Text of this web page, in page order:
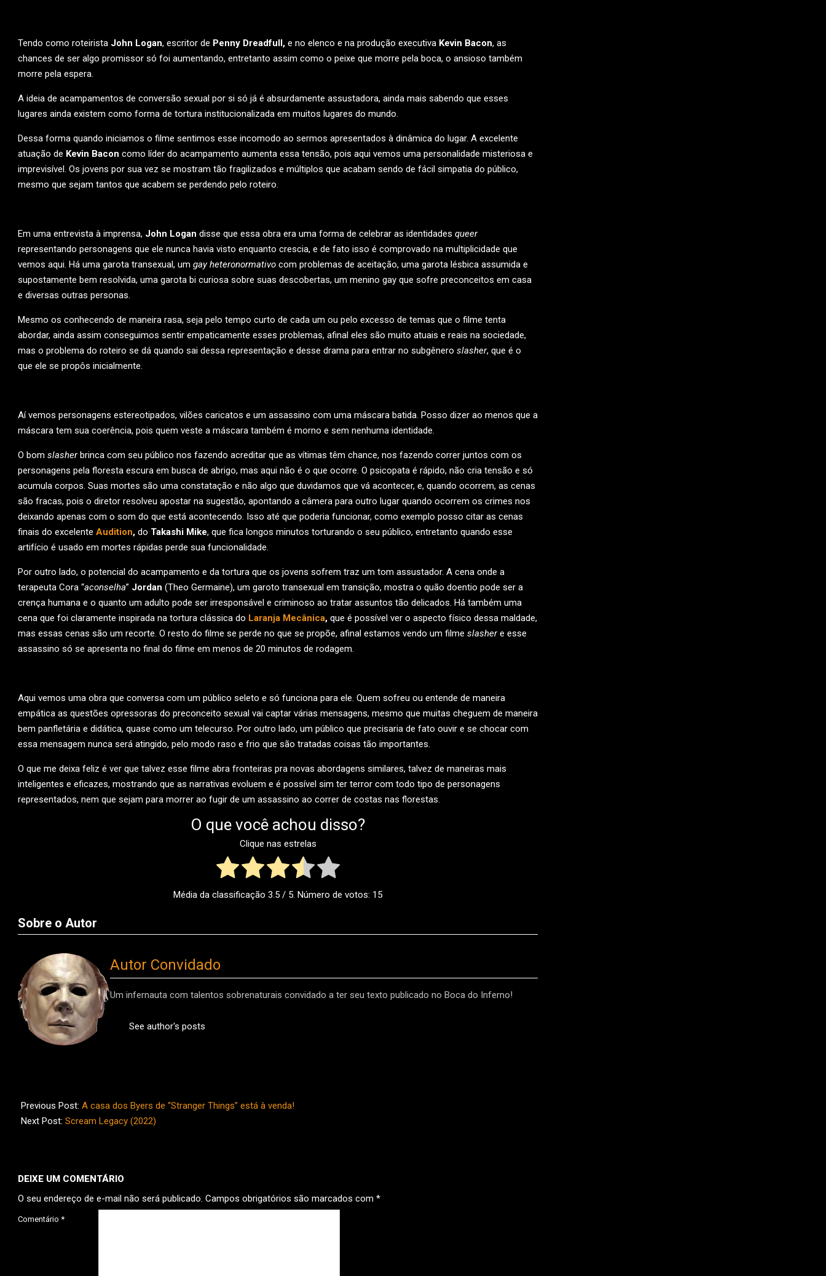
Tendo como roteirista John Logan, escritor de Penny Dreadfull, e no elenco e na produção executiva Kevin Bacon, as
chances de ser algo promissor só foi aumentando, entretanto assim como o peixe que morre pela boca, o ansioso também
morre pela espera.
A ideia de acampamentos de conversão sexual por si só já é absurdamente assustadora, ainda mais sabendo que esses
lugares ainda existem como forma de tortura institucionalizada em muitos lugares do mundo.
Dessa forma quando iniciamos o filme sentimos esse incomodo ao sermos apresentados à dinâmica do lugar. A excelente
atuação de Kevin Bacon como líder do acampamento aumenta essa tensão, pois aqui vemos uma personalidade misteriosa e
imprevisível. Os jovens por sua vez se mostram tão fragilizados e múltiplos que acabam sendo de fácil simpatia do público,
mesmo que sejam tantos que acabem se perdendo pelo roteiro.
Em uma entrevista à imprensa, John Logan disse que essa obra era uma forma de celebrar as identidades queer
representando personagens que ele nunca havia visto enquanto crescia, e de fato isso é comprovado na multiplicidade que
vemos aqui. Há uma garota transexual, um gay heteronormativo com problemas de aceitação, uma garota lésbica assumida e
supostamente bem resolvida, uma garota bi curiosa sobre suas descobertas, um menino gay que sofre preconceitos em casa
e diversas outras personas.
Mesmo os conhecendo de maneira rasa, seja pelo tempo curto de cada um ou pelo excesso de temas que o filme tenta
abordar, ainda assim conseguimos sentir empaticamente esses problemas, afinal eles são muito atuais e reais na sociedade,
mas o problema do roteiro se dá quando sai dessa representação e desse drama para entrar no subgênero slasher, que é o
que ele se propôs inicialmente.
Aí vemos personagens estereotipados, vilões caricatos e um assassino com uma máscara batida. Posso dizer ao menos que a
máscara tem sua coerência, pois quem veste a máscara também é morno e sem nenhuma identidade.
O bom slasherbrinca com seu público nos fazendo acreditar que as vítimas têm chance, nos fazendo correr juntos com os
personagens pela floresta escura em busca de abrigo, mas aqui não é o que ocorre. O psicopata é rápido, não cria tensão e só
acumula corpos. Suas mortes são uma constatação e não algo que duvidamos que vá acontecer, e, quando ocorrem, as cenas
são fracas, pois o diretor resolveu apostar na sugestão, apontando a câmera para outro lugar quando ocorrem os crimes nos
deixando apenas com o som do que está acontecendo. Isso até que poderia funcionar, como exemplo posso citar as cenas
finais do excelente Audition, do Takashi Mike, que fica longos minutos torturando o seu público, entretanto quando esse
artifício é usado em mortes rápidas perde sua funcionalidade.
Por outro lado, o potencial do acampamento e da tortura que os jovens sofrem traz um tom assustador. A cena onde a
terapeuta Cora “aconselha” Jordan (Theo Germaine), um garoto transexual em transição, mostra o quão doentio pode ser a
crença humana e o quanto um adulto pode ser irresponsável e criminoso ao tratar assuntos tão delicados. Há também uma
cena que foi claramente inspirada na tortura clássica do Laranja Mecânica, que é possível ver o aspecto físico dessa maldade,
mas essas cenas são um recorte. O resto do filme se perde no que se propõe, afinal estamos vendo um filme slashere esse
assassino só se apresenta no final do filme em menos de 20 minutos de rodagem.
Aqui vemos uma obra que conversa com um público seleto e só funciona para ele. Quem sofreu ou entende de maneira
empática as questões opressoras do preconceito sexual vai captar várias mensagens, mesmo que muitas cheguem de maneira
bem panfletária e didática, quase como um telecurso. Por outro lado, um público que precisaria de fato ouvir e se chocar com
essa mensagem nunca será atingido, pelo modo raso e frio que são tratadas coisas tão importantes.
O que me deixa feliz é ver que talvez esse filme abra fronteiras pra novas abordagens similares, talvez de maneiras mais
inteligentes e eficazes, mostrando que as narrativas evoluem e é possível sim ter terror com todo tipo de personagens
representados, nem que sejam para morrer ao fugir de um assassino ao correr de costas nas florestas.
O que você achou disso?
Clique nas estrelas
Média da classificação 3.5 / 5. Número de votos: 15
Sobre o Autor
Autor Convidado
Um infernauta com talentos sobrenaturais convidado a ter seu texto publicado no Boca do Inferno!
See author's posts
09-
25
Previous Post: A casa dos Byers de “Stranger Things” está à venda!
Next Post: Scream Legacy (2022)
DEIXE UM COMENTÁRIO
O seu endereço de e-mail não será publicado. Campos obrigatórios são marcados com *
Comentário *